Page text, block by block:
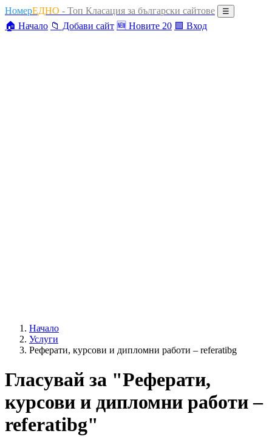
НомерЕДНО - Топ Класация за български сайтове ☰
🏠 Начало 📁 Добави сайт 🆕 Новите 20 🟩 Вход
Начало
Услуги
Реферати, курсови и дипломни работи – referatibg
Гласувай за "Реферати,
курсови и дипломни работи –
referatibg"